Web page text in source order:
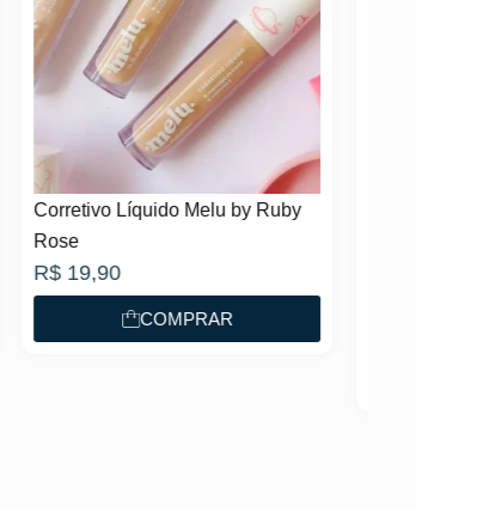
Kit KP20 com 20 Pincéis para
Maquiagem – Macrilan
R$113,97
no PIX
ou em 6x deR$19,38sem juros